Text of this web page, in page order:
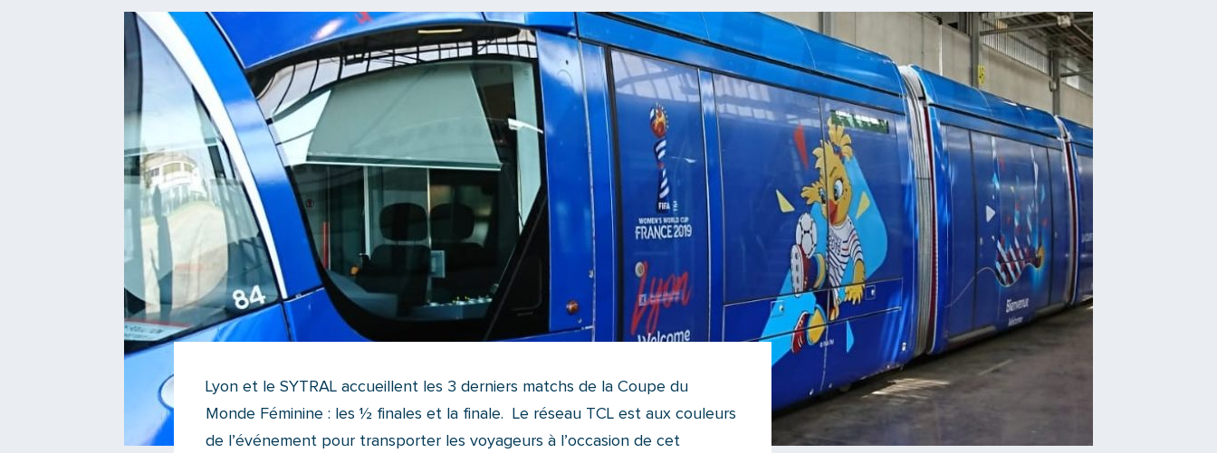
Lyon et le SYTRAL accueillent les 3 derniers matchs de la Coupe du
Monde Féminine : les ½ finales et la finale. Le réseau TCL est aux couleurs
de l’événement pour transporter les voyageurs à l’occasion de cet